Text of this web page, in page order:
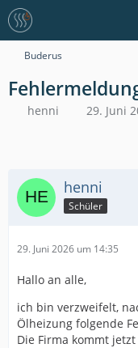
Buderus
henni 29. Juni
henni
Schüler
29. Juni 2026 um 14:35
Hallo an alle,
ich bin verzweifelt,
Ölheizung folgende
Die Firma kommt